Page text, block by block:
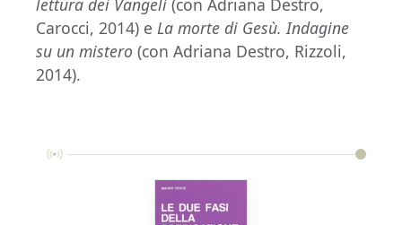
lettura dei Vangeli (con Adriana Destro,
Carocci, 2014) e La morte di Gesù. Indagine
su un mistero (con Adriana Destro, Rizzoli,
2014).